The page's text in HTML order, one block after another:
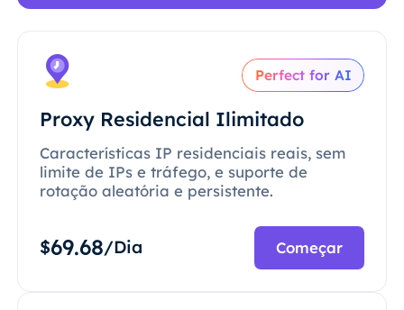
Perfect for AI
Proxy Residencial Ilimitado
Características IP residenciais reais, sem
limite de IPs e tráfego, e suporte de
rotação aleatória e persistente.
$69.68/Dia Começar